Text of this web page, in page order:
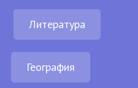
Литература
География